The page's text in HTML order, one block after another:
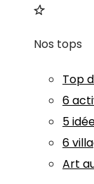
Nos tops
Top
6
5
6
Art